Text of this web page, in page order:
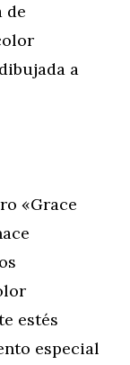
de
a
«Grace
estés
especial